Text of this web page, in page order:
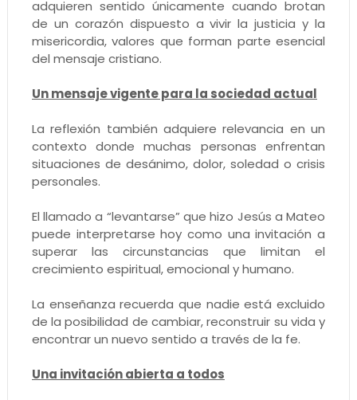
adquieren sentido únicamente cuando brotan
de un corazón dispuesto a vivir la justicia y la
misericordia, valores que forman parte esencial
del mensaje cristiano.
Un mensaje vigente para la sociedad actual
La reflexión también adquiere relevancia en un
contexto donde muchas personas enfrentan
situaciones de desánimo, dolor, soledad o crisis
personales.
El llamado a “levantarse” que hizo Jesús a Mateo
puede interpretarse hoy como una invitación a
superar las circunstancias que limitan el
crecimiento espiritual, emocional y humano.
La enseñanza recuerda que nadie está excluido
de la posibilidad de cambiar, reconstruir su vida y
encontrar un nuevo sentido a través de la fe.
Una invitación abierta a todos